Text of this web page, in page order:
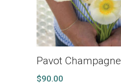
Pavot Champagne
$90.00